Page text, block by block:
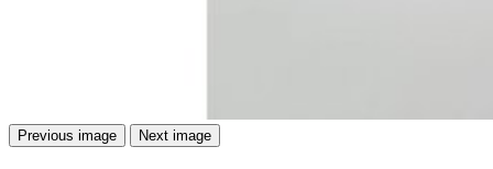
Previous image Next image